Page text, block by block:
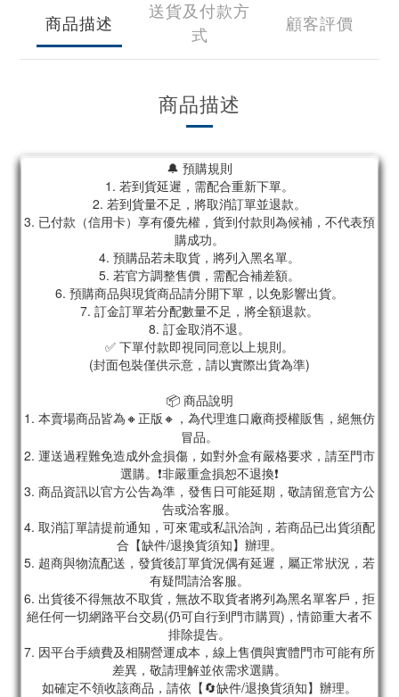
商品描述
送貨及付款方
式
顧客評價
商品描述
🔔 預購規則
1. 若到貨延遲，需配合重新下單。
2. 若到貨量不足，將取消訂單並退款。
3. 已付款（信用卡）享有優先權，貨到付款則為候補，不代表預
購成功。
4. 預購品若未取貨，將列入黑名單。
5. 若官方調整售價，需配合補差額。
6. 預購商品與現貨商品請分開下單，以免影響出貨。
7. 訂金訂單若分配數量不足，將全額退款。
8. 訂金取消不退。
✅ 下單付款即視同同意以上規則。
(封面包裝僅供示意，請以實際出貨為準)
📦 商品說明
1. 本賣場商品皆為🔸正版🔸，為代理進口廠商授權販售，絕無仿
冒品。
2. 運送過程難免造成外盒損傷，如對外盒有嚴格要求，請至門市
選購。❗非嚴重盒損恕不退換❗
3. 商品資訊以官方公告為準，發售日可能延期，敬請留意官方公
告或洽客服。
4. 取消訂單請提前通知，可來電或私訊洽詢，若商品已出貨須配
合【缺件/退換貨須知】辦理。
5. 超商與物流配送，發貨後訂單貨況偶有延遲，屬正常狀況，若
有疑問請洽客服。
6. 出貨後不得無故不取貨，無故不取貨者將列為黑名單客戶，拒
絕任何一切網路平台交易(仍可自行到門市購買)，情節重大者不
排除提告。
7. 因平台手續費及相關營運成本，線上售價與實體門市可能有所
差異，敬請理解並依需求選購。
如確定不領收該商品，請依【🔄缺件/退換貨須知】辦理。